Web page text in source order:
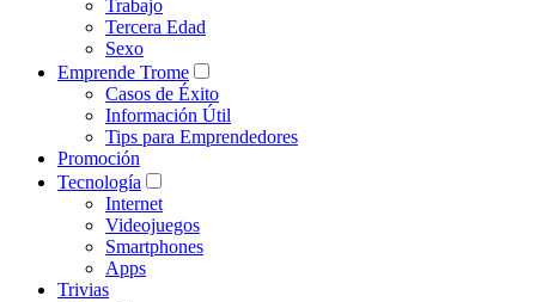
Trabajo
Tercera Edad
Sexo
Emprende Trome
Casos de Éxito
Información Útil
Tips para Emprendedores
Promoción
Tecnología
Internet
Videojuegos
Smartphones
Apps
Trivias